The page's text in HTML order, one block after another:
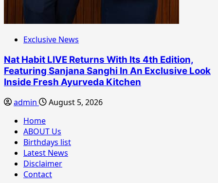
Exclusive News
Nat Habit LIVE Returns With Its 4th Edition,
Featuring Sanjana Sanghi In An Exclusive Look
Inside Fresh Ayurveda Kitchen
admin
August 5, 2026
Home
ABOUT Us
Birthdays list
Latest News
Disclaimer
Contact